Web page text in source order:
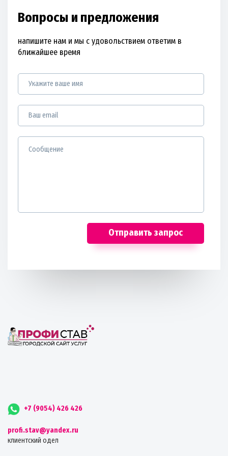
Вопросы и предложения
напишите нам и мы с удовольствием ответим в
ближайшее время
Отправить запрос
+7 (9054) 426 426
profi.stav@yandex.ru
клиентский одел